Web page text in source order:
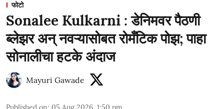
फोटो
Sonalee Kulkarni : डेनिमवर पैठणी
ब्लेझर अन् नवऱ्यासोबत रोमँटिक पोझ; पाहा
सोनालीचा हटके अंदाज
Mayuri Gawade